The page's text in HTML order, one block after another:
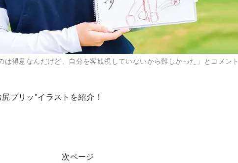
は得意なんだけど、自分を客観視していないから難しかった」とコメント
プリッ”イラストを紹介！
次ページ